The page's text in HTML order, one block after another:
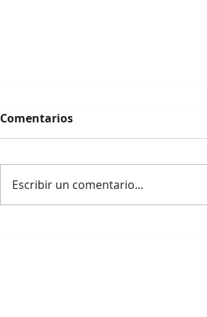
Comentarios
Escribir un comentario...